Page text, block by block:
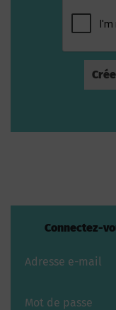
Connectez-
Adresse e-mail
Mot de passe